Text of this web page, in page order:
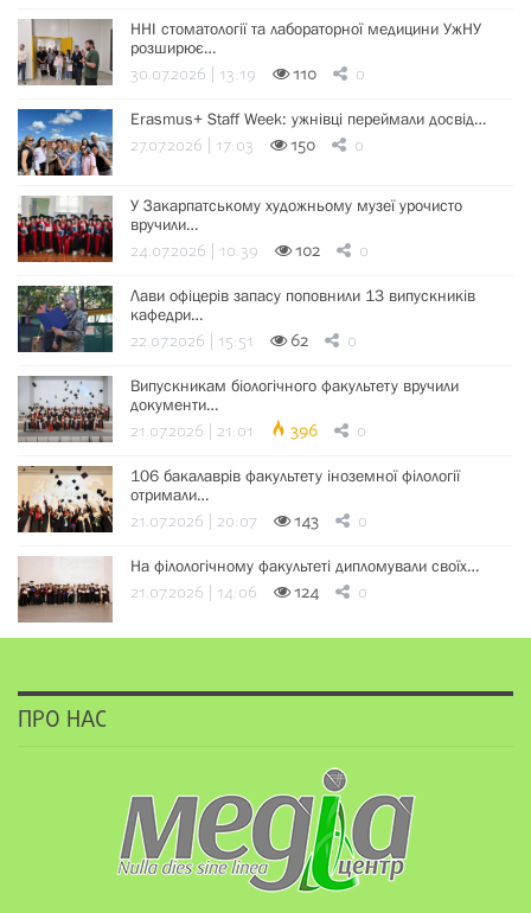
ННІ стоматології та лабораторної медицини УжНУ
розширює…
30.07.2026 | 13:19 110 0
Erasmus+ Staff Week: ужнівці переймали досвід…
27.07.2026 | 17:03 150 0
У Закарпатському художньому музеї урочисто
вручили…
24.07.2026 | 10:39 102 0
Лави офіцерів запасу поповнили 13 випускників
кафедри…
22.07.2026 | 15:51 62 0
Випускникам біологічного факультету вручили
документи…
21.07.2026 | 21:01 396 0
106 бакалаврів факультету іноземної філології
отримали…
21.07.2026 | 20:07 143 0
На філологічному факультеті дипломували своїх…
21.07.2026 | 14:06 124 0
ПРО НАС